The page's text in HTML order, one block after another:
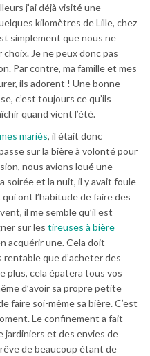
j’ai déjà visité une
kilomètres de Lille, chez
simplement que nous ne
choix. Je ne peux donc pas
Par contre, ma famille et mes
ils adorent ! Une bonne
c’est toujours ce qu’ils
quand vient l’été.
mariés, il était donc
sur la bière à volonté pour
nous avions loué une
soirée et la nuit, il y avait foule
ont l’habitude de faire des
il me semble qu’il est
sur les tireuses à bière
acquérir une. Cela doit
que d’acheter des
plus, cela épatera tous vos
d’avoir sa propre petite
faire soi-même sa bière. C’est
Le confinement a fait
jardiniers et des envies de
de beaucoup étant de